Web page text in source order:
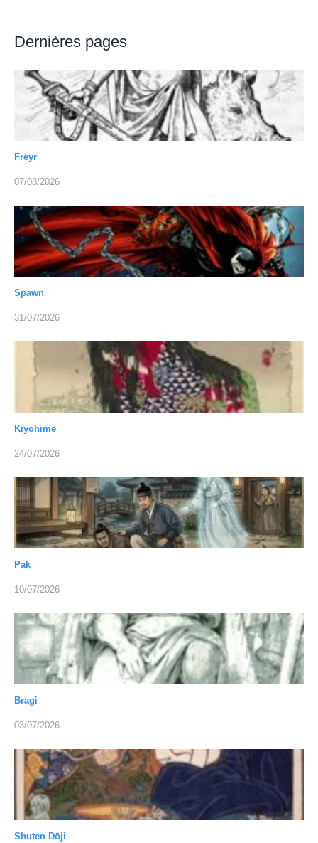
Dernières pages
Freyr
07/08/2026
Spawn
31/07/2026
Kiyohime
24/07/2026
Pak
10/07/2026
Bragi
03/07/2026
Shuten Dōji